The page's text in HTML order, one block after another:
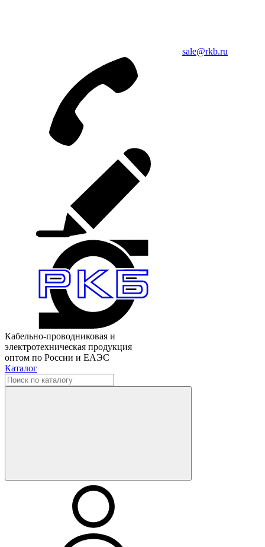
sale@rkb.ru
Кабельно-проводниковая и
электротехническая продукция
оптом по России и ЕАЭС
Каталог